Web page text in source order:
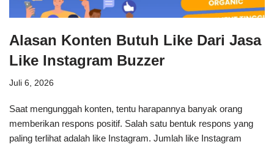
Alasan Konten Butuh Like Dari Jasa
Like Instagram Buzzer
Juli 6, 2026
Saat mengunggah konten, tentu harapannya banyak orang
memberikan respons positif. Salah satu bentuk respons yang
paling terlihat adalah like Instagram. Jumlah like Instagram